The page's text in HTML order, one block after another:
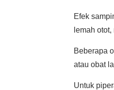
Efek
lemah
Beberapa
atau obat
Untuk